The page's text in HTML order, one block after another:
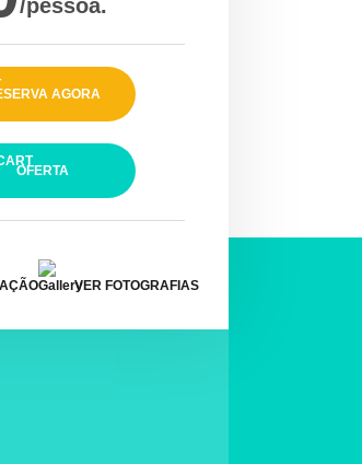
/pessoa.
AGORA
OFERTA
VER FOTOGRAFIAS